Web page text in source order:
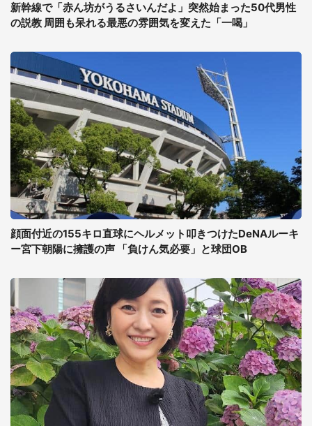
新幹線で「赤ん坊がうるさいんだよ」突然始まった50代男性
の説教 周囲も呆れる最悪の雰囲気を変えた「一喝」
顔面付近の155キロ直球にヘルメット叩きつけたDeNAルーキ
ー宮下朝陽に擁護の声 「負けん気必要」と球団OB